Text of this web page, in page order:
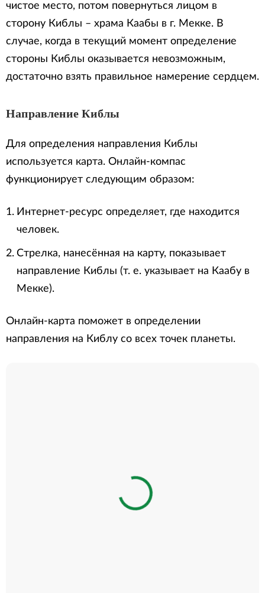
чистое место, потом повернуться лицом в
сторону Киблы – храма Каабы в г. Мекке. В
случае, когда в текущий момент определение
стороны Киблы оказывается невозможным,
достаточно взять правильное намерение сердцем.
Направление Киблы
Для определения направления Киблы
используется карта. Онлайн-компас
функционирует следующим образом:
Интернет-ресурс определяет, где находится
человек.
Стрелка, нанесённая на карту, показывает
направление Киблы (т. е. указывает на Каабу в
Мекке).
Онлайн-карта поможет в определении
направления на Киблу со всех точек планеты.